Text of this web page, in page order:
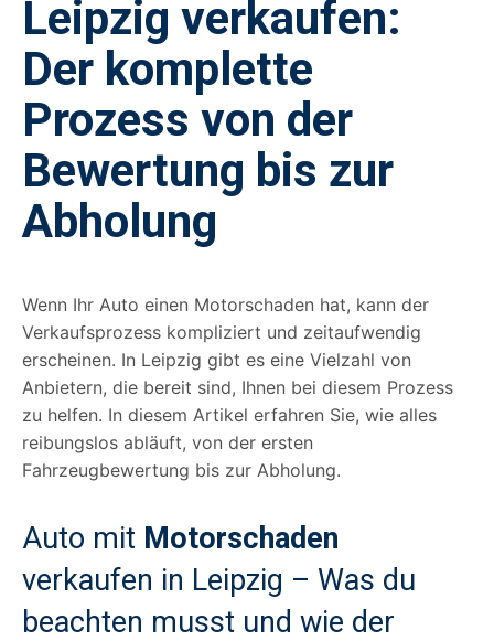
Leipzig verkaufen:
Der komplette
Prozess von der
Bewertung bis zur
Abholung
Wenn Ihr Auto einen Motorschaden hat, kann der
Verkaufsprozess kompliziert und zeitaufwendig
erscheinen. In Leipzig gibt es eine Vielzahl von
Anbietern, die bereit sind, Ihnen bei diesem Prozess
zu helfen. In diesem Artikel erfahren Sie, wie alles
reibungslos abläuft, von der ersten
Fahrzeugbewertung bis zur Abholung.
Auto mit Motorschaden
verkaufen in Leipzig – Was du
beachten musst und wie der